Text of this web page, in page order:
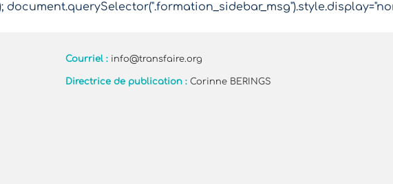
Courriel : info@transfaire.org
Directrice de publication : Corinne BERINGS